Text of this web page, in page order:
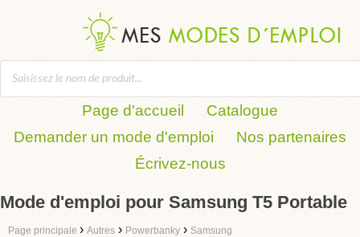
Page d'accueil
Catalogue
Demander un mode d'emploi
Nos partenaires
Écrivez-nous
Mode d'emploi pour Samsung T5 Portable
Page principale › Autres › Powerbanky › Samsung